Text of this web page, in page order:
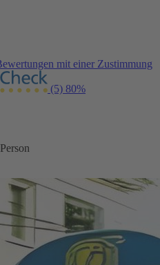
mit einer Zustimmung
(5) 80%